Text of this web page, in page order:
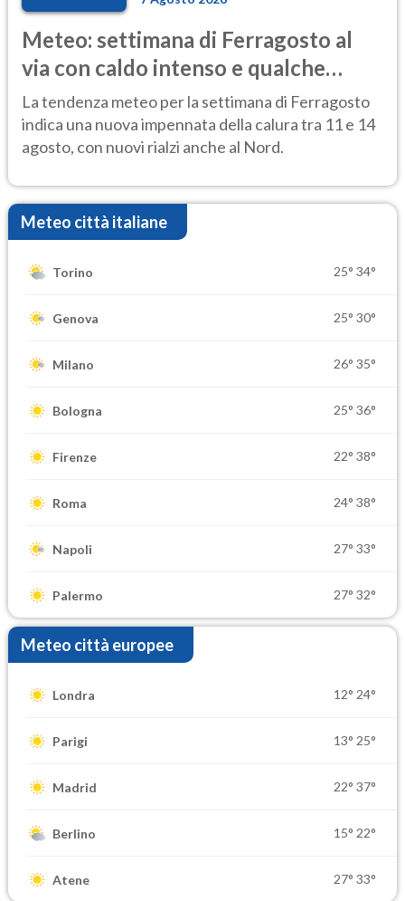
Meteo: settimana di Ferragosto al
via con caldo intenso e qualche
temporale
La tendenza meteo per la settimana di Ferragosto
indica una nuova impennata della calura tra 11 e 14
agosto, con nuovi rialzi anche al Nord.
Meteo città italiane
Torino 25° 34°
Genova 25° 30°
Milano 26° 35°
Bologna 25° 36°
Firenze 22° 38°
Roma 24° 38°
Napoli 27° 33°
Palermo 27° 32°
Meteo città europee
Londra 12° 24°
Parigi 13° 25°
Madrid 22° 37°
Berlino 15° 22°
Atene 27° 33°